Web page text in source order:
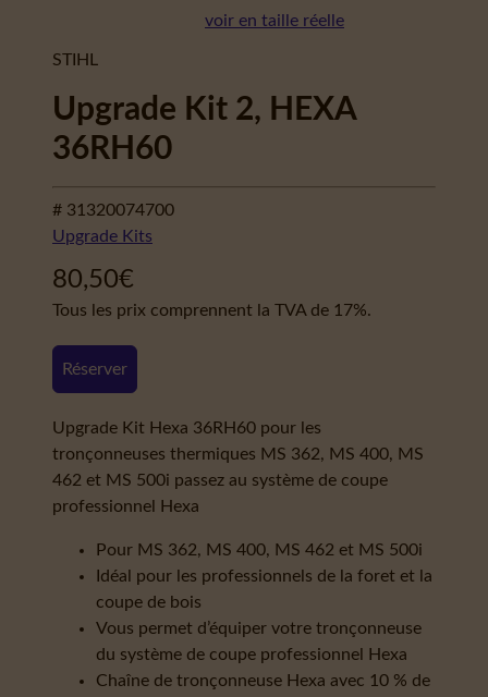
voir en taille réelle
STIHL
Upgrade Kit 2, HEXA
36RH60
# 31320074700
Upgrade Kits
80,50€
Tous les prix comprennent la TVA de 17%.
Réserver
Upgrade Kit Hexa 36RH60 pour les
tronçonneuses thermiques MS 362, MS 400, MS
462 et MS 500i passez au système de coupe
professionnel Hexa
Pour MS 362, MS 400, MS 462 et MS 500i
Idéal pour les professionnels de la foret et la
coupe de bois
Vous permet d’équiper votre tronçonneuse
du système de coupe professionnel Hexa
Chaîne de tronçonneuse Hexa avec 10 % de